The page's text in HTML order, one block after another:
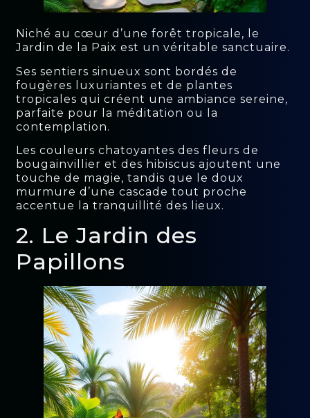
Niché au cœur d’une forêt tropicale, le
Jardin de la Paix est un véritable sanctuaire.
Ses sentiers sinueux sont bordés de
fougères luxuriantes et de plantes
tropicales qui créent une ambiance sereine,
parfaite pour la méditation ou la
contemplation.
Les couleurs chatoyantes des fleurs de
bougainvillier et des hibiscus ajoutent une
touche de magie, tandis que le doux
murmure d’une cascade tout proche
accentue la tranquillité des lieux.
2. Le Jardin des
Papillons